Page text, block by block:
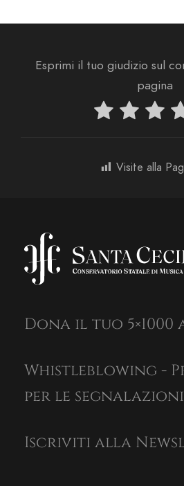
Esprimi il tuo giudizio sul
pagina
Visite alla
Dona il tuo
Whistleblowing -
per le
Iscriviti alla